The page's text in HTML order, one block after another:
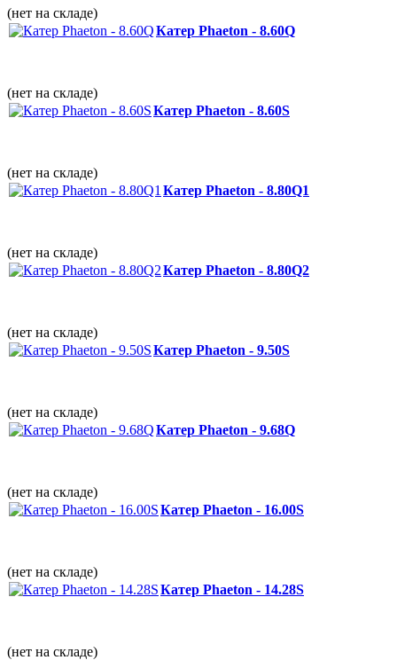
(нет на складе)
Катер Phaeton - 8.60Q
(нет на складе)
Катер Phaeton - 8.60S
(нет на складе)
Катер Phaeton - 8.80Q1
(нет на складе)
Катер Phaeton - 8.80Q2
(нет на складе)
Катер Phaeton - 9.50S
(нет на складе)
Катер Phaeton - 9.68Q
(нет на складе)
Катер Phaeton - 16.00S
(нет на складе)
Катер Phaeton - 14.28S
(нет на складе)